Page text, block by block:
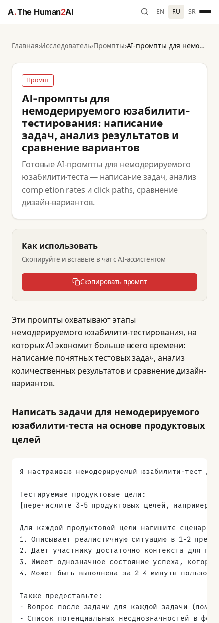
A.The Human2AI EN RU SR
Главная›Исследователь›Промпты› AI-промпты для немодерируемого юзабилити-тестирования: написание задач, анализ результатов и сравнение вариантов
Промпт
AI-промпты для
немодерируемого юзабилити-
тестирования: написание
задач, анализ результатов и
сравнение вариантов
Готовые AI-промпты для немодерируемого
юзабилити-теста — написание задач, анализ
completion rates и click paths, сравнение
дизайн-вариантов.
Как использовать
Скопируйте и вставьте в чат с AI-ассистентом
Скопировать промпт
Эти промпты охватывают этапы
немодерируемого юзабилити-тестирования, на
которых AI экономит больше всего времени:
написание понятных тестовых задач, анализ
количественных результатов и сравнение дизайн-
вариантов.
Написать задачи для немодерируемого
юзабилити-теста на основе продуктовых
целей
Я настраиваю немодерируемый юзабилити-тест
Тестируемые продуктовые цели:
[перечислите 3-5 продуктовых целей, например:
Для каждой продуктовой цели напишите
1. Описывает реалистичную ситуацию в 1-2
2. Даёт участнику достаточно контекста для
3. Имеет однозначное состояние успеха,
4. Может быть выполнена за 2-4 минуты
Также предоставьте:
- Вопрос после задачи для каждой задачи
- Список потенциальных неоднозначностей в